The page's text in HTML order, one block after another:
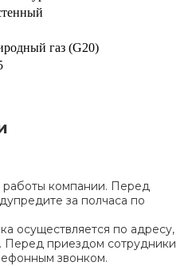
газ (G20)
работы компании. Перед
за полчаса по
осуществляется по адресу,
Перед приездом сотрудники
звонком.